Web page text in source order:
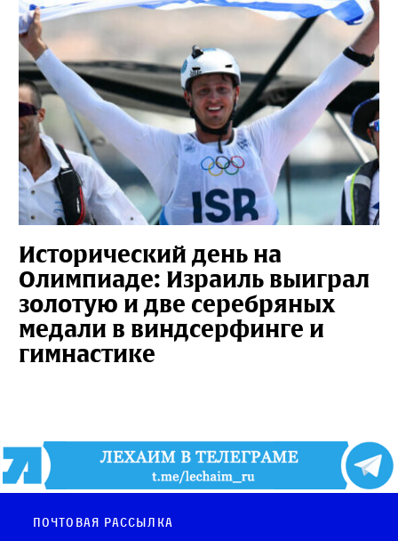
Исторический день на
Олимпиаде: Израиль выиграл
золотую и две серебряных
медали в виндсерфинге и
гимнастике
Почтовая рассылка